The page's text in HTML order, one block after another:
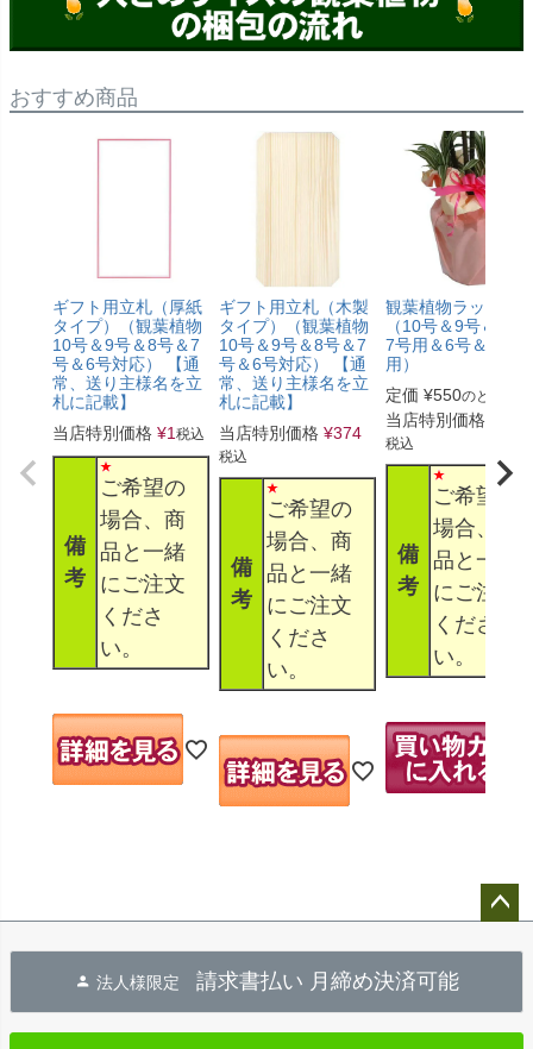
おすすめ商品
ギフト用立札（厚紙
タイプ）（観葉植物
10号＆9号＆8号＆7
号＆6号対応） 【通
常、送り主様名を立
札に記載】
当店特別価格 ¥1 税込
備
考
ご希望の
場合、商
品と一緒
にご注文
くださ
い。
ギフト用立札（木製
タイプ）（観葉植物
10号＆9号＆8号＆7
号＆6号対応） 【通
常、送り主様名を立
札に記載】
当店特別価格 ¥374
税込
備
考
ご希望の
場合、商
品と一緒
にご注文
くださ
い。
観葉植物ラッピン
（10号＆9号＆8号
7号用＆6号＆5号
用）
定価 ¥550のところ
当店特別価格
税込
備
考
ご希望の
場合、商
品と一緒
にご注文
くださ
い。
へ
法人様限定 請求書払い 月締め決済可能